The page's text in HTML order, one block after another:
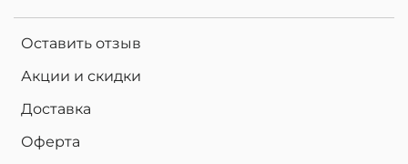
Оставить отзыв
Акции и скидки
Доставка
Оферта